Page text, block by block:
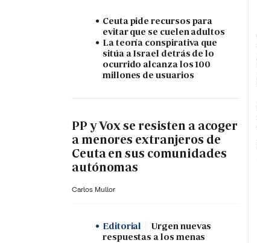
Ceuta pide recursos para
evitar que se cuelen adultos
La teoría conspirativa que
sitúa a Israel detrás de lo
ocurrido alcanza los 100
millones de usuarios
PP y Vox se resisten a acoger
a menores extranjeros de
Ceuta en sus comunidades
autónomas
Carlos Mullor
Editorial
Urgen nuevas
respuestas a los menas